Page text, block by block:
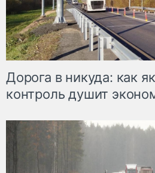
Дорога в никуда: как
контроль душит